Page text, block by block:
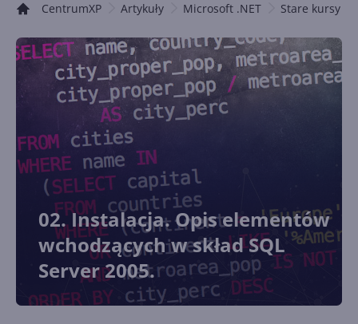
CentrumXP Artykuły Microsoft .NET Stare kursy
02. Instalacja. Opis elementów
wchodzących w skład SQL
Server 2005.